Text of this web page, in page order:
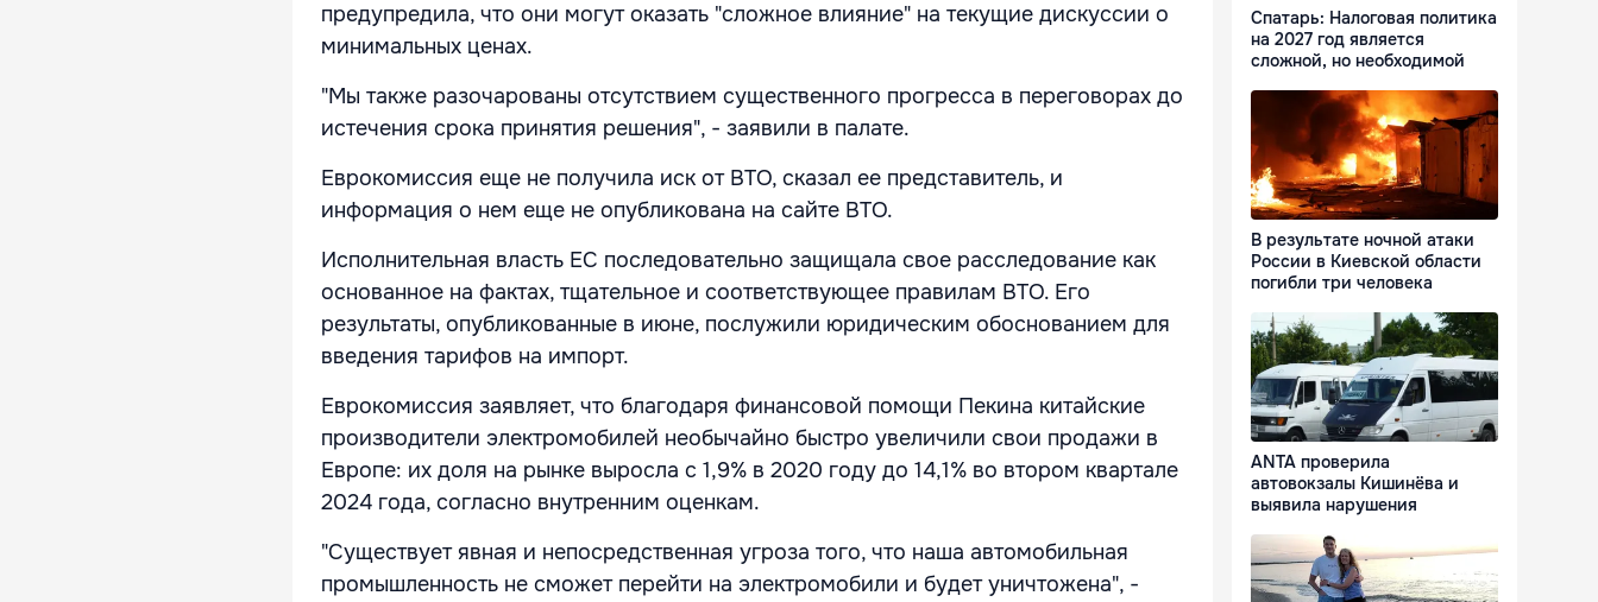
предупредила, что они могут оказать "сложное влияние" на текущие дискуссии о
минимальных ценах.
"Мы также разочарованы отсутствием существенного прогресса в переговорах до
истечения срока принятия решения", - заявили в палате.
Еврокомиссия еще не получила иск от ВТО, сказал ее представитель, и
информация о нем еще не опубликована на сайте ВТО.
Исполнительная власть ЕС последовательно защищала свое расследование как
основанное на фактах, тщательное и соответствующее правилам ВТО. Его
результаты, опубликованные в июне, послужили юридическим обоснованием для
введения тарифов на импорт.
Еврокомиссия заявляет, что благодаря финансовой помощи Пекина китайские
производители электромобилей необычайно быстро увеличили свои продажи в
Европе: их доля на рынке выросла с 1,9% в 2020 году до 14,1% во втором квартале
2024 года, согласно внутренним оценкам.
"Существует явная и непосредственная угроза того, что наша автомобильная
промышленность не сможет перейти на электромобили и будет уничтожена", -
Спатарь: Налоговая политика
на 2027 год является
сложной, но необходимой
В результате ночной атаки
России в Киевской области
погибли три человека
ANTA проверила
автовокзалы Кишинёва и
выявила нарушения